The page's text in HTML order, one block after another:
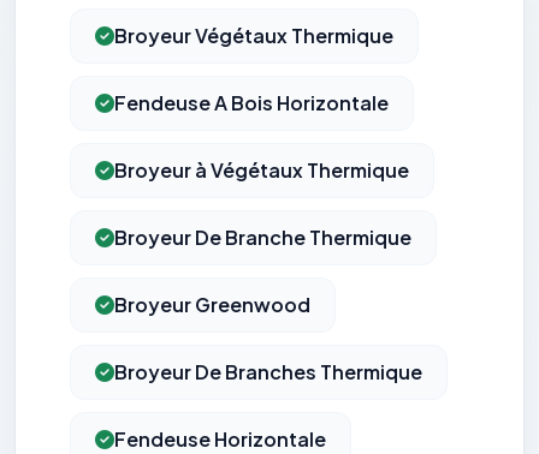
Broyeur Végétaux Thermique
Fendeuse A Bois Horizontale
Broyeur à Végétaux Thermique
Broyeur De Branche Thermique
Broyeur Greenwood
Broyeur De Branches Thermique
Fendeuse Horizontale